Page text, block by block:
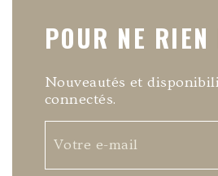
POUR NE RIEN
Nouveautés et
connectés.